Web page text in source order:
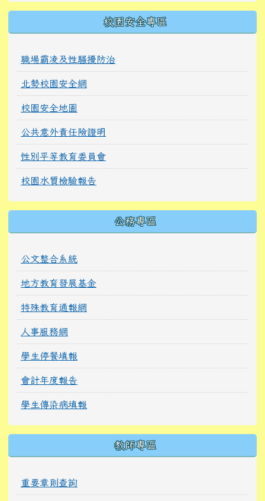
校園安全專區
職場霸凌及性騷擾防治
北勢校園安全網
校園安全地圖
公共意外責任險證明
性別平等教育委員會
校園水質檢驗報告
公務專區
公文整合系統
地方教育發展基金
特殊教育通報網
人事服務網
學生停餐填報
會計年度報告
學生傳染病填報
教師專區
重要章則查詢